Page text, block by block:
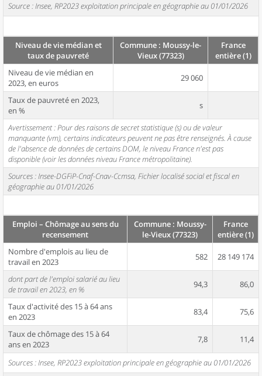
Source : Insee, RP2023 exploitation principale en géographie au 01/01/2026
Niveau de vie médian et
taux de pauvreté
Commune : Moussy-le-
Vieux (77323)
France
entière (1)
Niveau de vie médian en
2023, en euros
29 060
Taux de pauvreté en 2023,
en %
s
Avertissement : Pour des raisons de secret statistique (s) ou de valeur
manquante (vm), certains indicateurs peuvent ne pas être renseignés. À cause
de l'absence de données de certains DOM, le niveau France n'est pas
disponible (voir les données niveau France métropolitaine).
Sources : Insee-DGFiP-Cnaf-Cnav-Ccmsa, Fichier localisé social et fiscal en
géographie au 01/01/2026
Emploi – Chômage au sens du
recensement
Commune : Moussy-
le-Vieux (77323)
France
entière (1)
Nombre d'emplois au lieu de
travail en 2023
582 28 149 174
dont part de l'emploi salarié au lieu
de travail en 2023, en %
94,3 86,0
Taux d'activité des 15 à 64 ans
en 2023
83,4 75,6
Taux de chômage des 15 à 64
ans en 2023
7,8 11,4
Sources : Insee, RP2023 exploitation principale en géographie au 01/01/2026